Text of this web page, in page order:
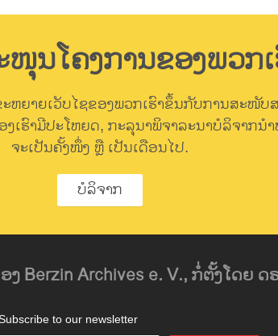
ນໂຄງການຂອງພວກ
ຫຍາຍເວັບໄຊຂອງພວກເຮົາຂຶ້ນກັບການສະໜັ
ງເຮົາມີປະໂຫຍດ, ກະລຸນາພິຈາລະນາບໍລິຈາກນ
ຈະເປັນຄັ້ງໜຶ່ງ ຫຼື ເປັນເດືອນໄປ.
ບໍລິຈາກ
Berzin Archives e. V., ກໍ່ຕັ້ງໂດຍ ດ
to our newsletter